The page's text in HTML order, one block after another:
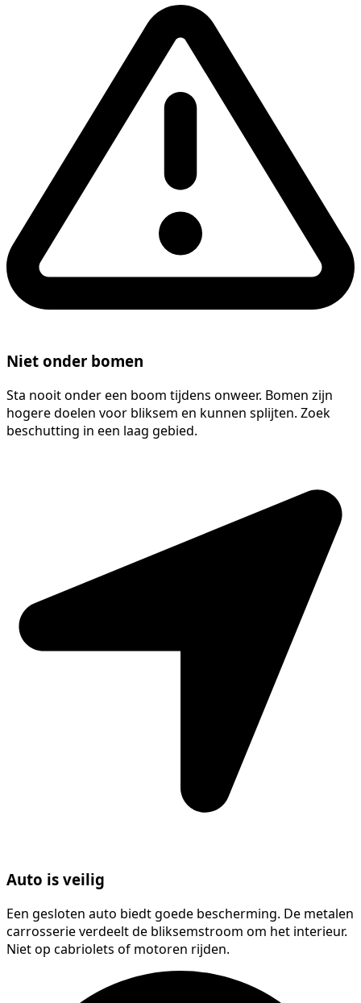
Niet onder bomen
Sta nooit onder een boom tijdens onweer. Bomen zijn
hogere doelen voor bliksem en kunnen splijten. Zoek
beschutting in een laag gebied.
Auto is veilig
Een gesloten auto biedt goede bescherming. De metalen
carrosserie verdeelt de bliksemstroom om het interieur.
Niet op cabriolets of motoren rijden.